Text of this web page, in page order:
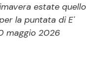
TV
e Talent
estate quello
la puntata di E'
maggio 2026